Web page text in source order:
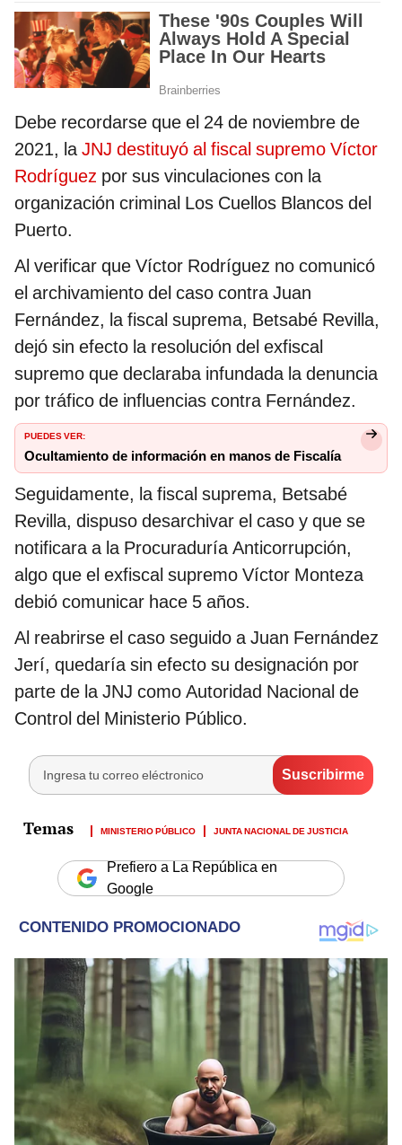
Debe recordarse que el 24 de noviembre de
2021, laJNJ destituyó al fiscal supremo Víctor
Rodríguez por sus vinculaciones con la
organización criminal Los Cuellos Blancos del
Puerto.
Al verificar que Víctor Rodríguez no comunicó
el archivamiento del caso contra Juan
Fernández, la fiscal suprema, Betsabé Revilla,
dejó sin efecto la resolución del exfiscal
supremo que declaraba infundada la denuncia
por tráfico de influencias contra Fernández.
PUEDES VER:
Ocultamiento de información en manos de Fiscalía
Seguidamente, la fiscal suprema, Betsabé
Revilla, dispuso desarchivar el caso y que se
notificara a la Procuraduría Anticorrupción,
algo que el exfiscal supremo Víctor Monteza
debió comunicar hace 5 años.
Al reabrirse el caso seguido a Juan Fernández
Jerí, quedaría sin efecto su designación por
parte de la JNJ como Autoridad Nacional de
Control del Ministerio Público.
MINISTERIO PÚBLICO JUNTA NACIONAL DE JUSTICIA
Prefiero a La República en
Google